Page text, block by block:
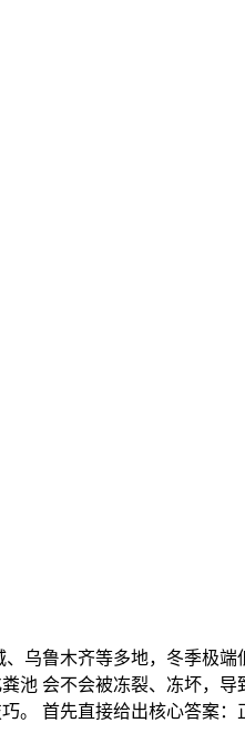
乌鲁木齐等多地，冬季极端
池 会不会被冻裂、冻坏，
。 首先直接给出核心答案：